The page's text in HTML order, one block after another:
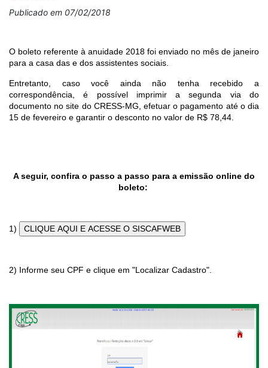
Publicado em 07/02/2018
O boleto referente à anuidade 2018 foi enviado no mês de janeiro
para a casa das e dos assistentes sociais.
Entretanto, caso você ainda não tenha recebido a
correspondência, é possível imprimir a segunda via do
documento no site do CRESS-MG, efetuar o pagamento até o dia
15 de fevereiro e garantir o desconto no valor de R$ 78,44.
A seguir, confira o passo a passo para a emissão online do
boleto:
1)
2) Informe seu CPF e clique em "Localizar Cadastro".